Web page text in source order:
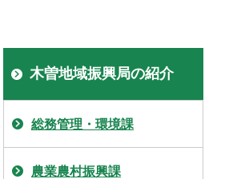
木曽地域振興局の紹介
総務管理・環境課
農業農村振興課